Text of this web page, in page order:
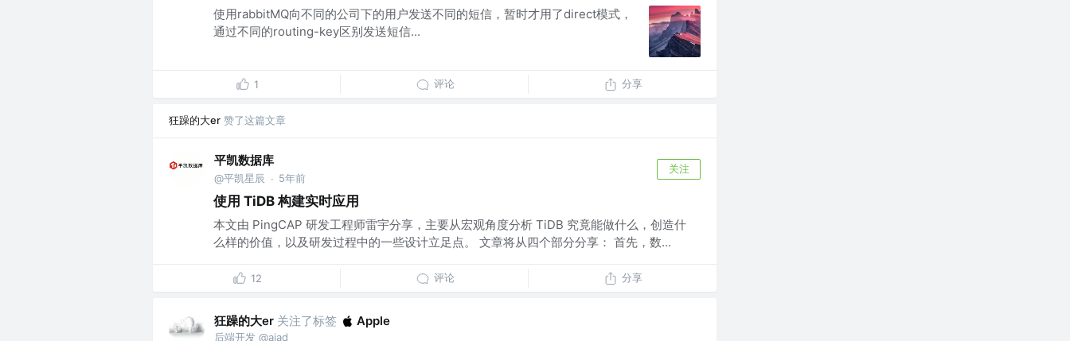
使用rabbitMQ向不同的公司下的用户发送不同的短信，暂时才用了direct模式，
通过不同的routing-key区别发送短信...
1 评论 分享
狂躁的大er 赞了这篇文章
平凯数据库
@平凯星辰 · 5年前
关注
使用 TiDB 构建实时应用
本文由 PingCAP 研发工程师雷宇分享，主要从宏观角度分析 TiDB 究竟能做什么，创造什
么样的价值，以及研发过程中的一些设计立足点。 文章将从四个部分分享： 首先，数...
12 评论 分享
狂躁的大er 关注了标签 Apple
后端开发 @aiad